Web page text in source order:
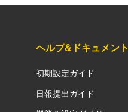
ヘルプ&ドキュメント
初期設定ガイド
日報提出ガイド